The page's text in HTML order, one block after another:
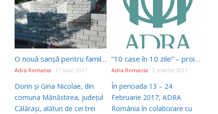
O nouă sanșă pentru familia Nicolae
Adra Romania 21 iulie 2017
Dorin și Gina Nicolae, din
comuna Mănăstirea, județul
Călărași, alături de cei trei
”10 case în 10 zile” – proiect implementat cu succes de ADRA România
Adra Romania 2 martie 2017
În perioada 13 – 24
Februarie 2017, ADRA
România în colaborare cu